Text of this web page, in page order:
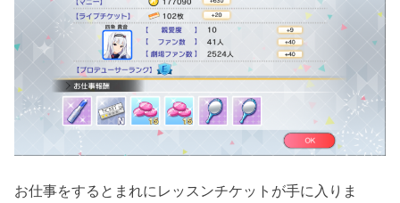
お仕事をするとまれにレッスンチケットが手に入りま